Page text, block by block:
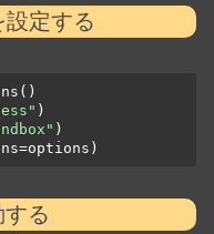
設定する
)
)
る